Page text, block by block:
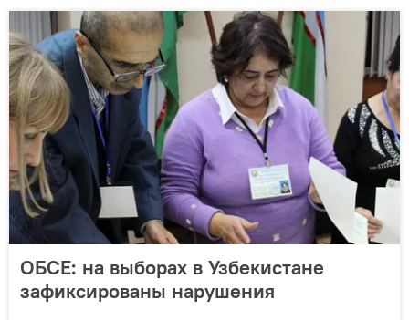
ОБСЕ: на выборах в Узбекистане
зафиксированы нарушения